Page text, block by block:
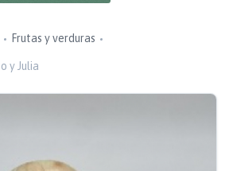
Frutas y verduras
y Julia